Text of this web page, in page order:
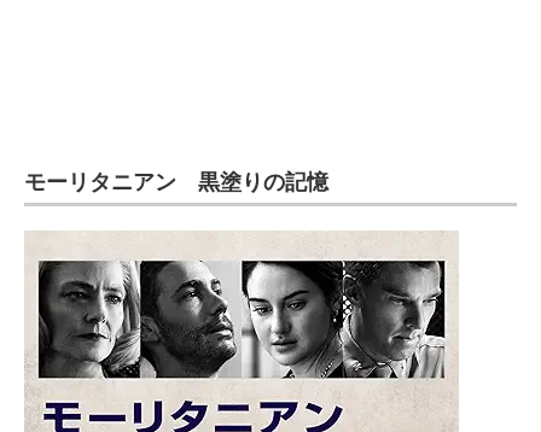
モーリタニアン 黒塗りの記憶